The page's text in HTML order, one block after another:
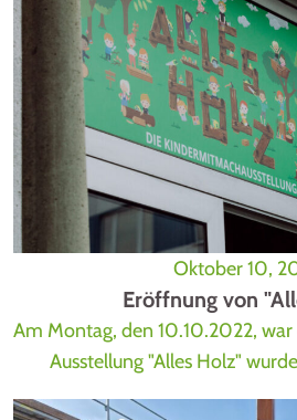
Oktober 10,
Eröffnung von
Am Montag, den 10.10.2022,
Ausstellung "Alles Holz"